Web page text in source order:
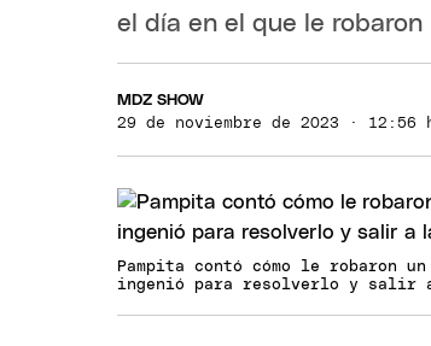
el día en el que le
MDZ SHOW
29 de noviembre de 2023 · 12:56
Pampita contó cómo le robaron
ingenió para resolverlo y salir